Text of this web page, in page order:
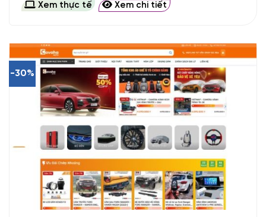
Xem thực tế Xem chi tiết
-30%